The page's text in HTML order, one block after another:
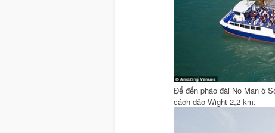
Để đến pháo đài No Man ở
cách đảo Wight 2,2 km.